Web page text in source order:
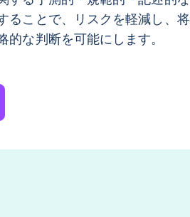
ることで、リスクを軽減し、
的な判断を可能にします。